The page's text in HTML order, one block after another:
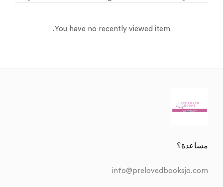
You have no recently viewed item.
مساعدة؟
info@prelovedbooksjo.com